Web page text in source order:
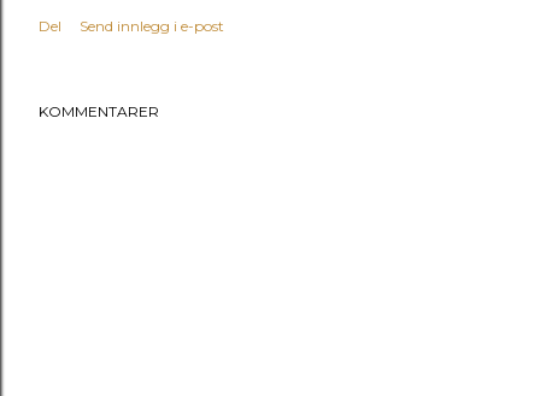
Del Send innlegg i e-post
KOMMENTARER